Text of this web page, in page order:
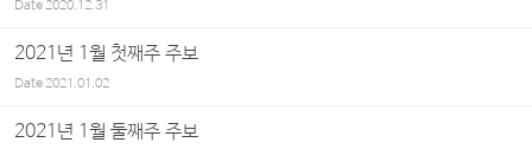
Date2020.12.31
2021년 1월 첫째주 주보
Date2021.01.02
2021년 1월 둘째주 주보